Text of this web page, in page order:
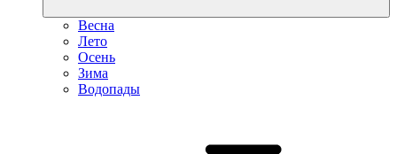
Весна
Лето
Осень
Зима
Водопады